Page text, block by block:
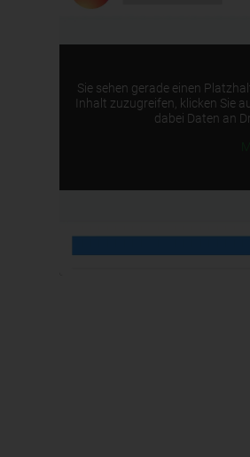
Sie sehen gerade einen
Inhalt zuzugreifen, klicken Sie
dabei Daten an